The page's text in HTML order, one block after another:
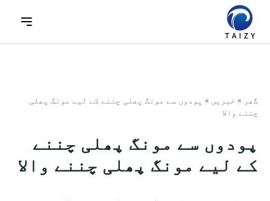
گھر » خبریں » پودوں سے مونگ پھلی چننے کے لیے مونگ پھلی
چننے والا
پودوں سے مونگ پھلی چننے
کے لیے مونگ پھلی چننے والا